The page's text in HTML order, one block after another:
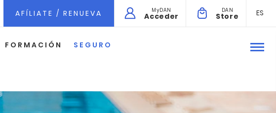
ES
DAN
Store
MyDAN
Acceder
AFÍLIATE / RENUEVA
FORMACIÓN SEGURO